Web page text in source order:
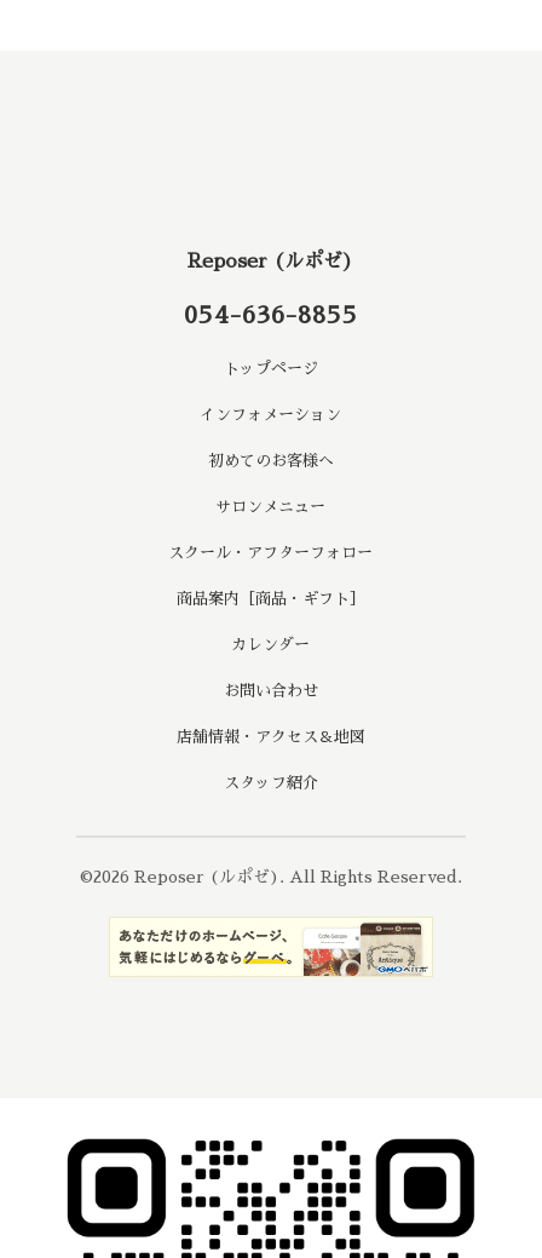
Reposer (ルポゼ)
054-636-8855
トップページ
インフォメーション
初めてのお客様へ
サロンメニュー
スクール・アフターフォロー
商品案内［商品・ギフト］
カレンダー
お問い合わせ
店舗情報・アクセス＆地図
スタッフ紹介
©2026 Reposer (ルポゼ) . All Rights Reserved.